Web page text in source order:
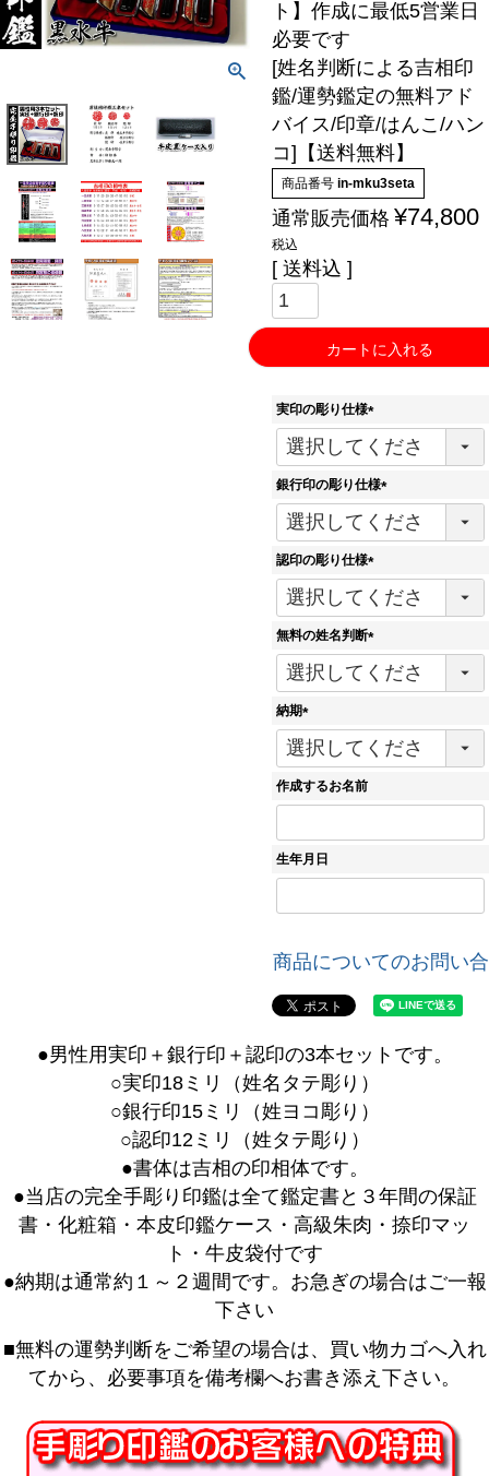
ト】作成に最低5営業日
必要です
[姓名判断による吉相印
鑑/運勢鑑定の無料アド
バイス/印章/はんこ/ハン
コ]【送料無料】
商品番号 in-mku3seta
通常販売価格 ¥74,800
税込
送料込
カートに入れる
実印の彫り仕様
(
必
)
銀行印の彫り仕様
(
必
認印の彫り仕様
(
必
無料の姓名判断
(
必
納期
(
必
)
作成するお名前
生年月日
商品についてのお問い
●男性用実印＋銀行印＋認印の3本セットです。
○実印18ミリ（姓名タテ彫り）
○銀行印15ミリ（姓ヨコ彫り）
○認印12ミリ（姓タテ彫り）
●書体は吉相の印相体です。
●当店の完全手彫り印鑑は全て鑑定書と３年間の保証
書・化粧箱・本皮印鑑ケース・高級朱肉・捺印マッ
ト・牛皮袋付です
●納期は通常約１～２週間です。お急ぎの場合はご一報
下さい
■無料の運勢判断をご希望の場合は、買い物カゴへ入れ
てから、必要事項を備考欄へお書き添え下さい。
キーワード